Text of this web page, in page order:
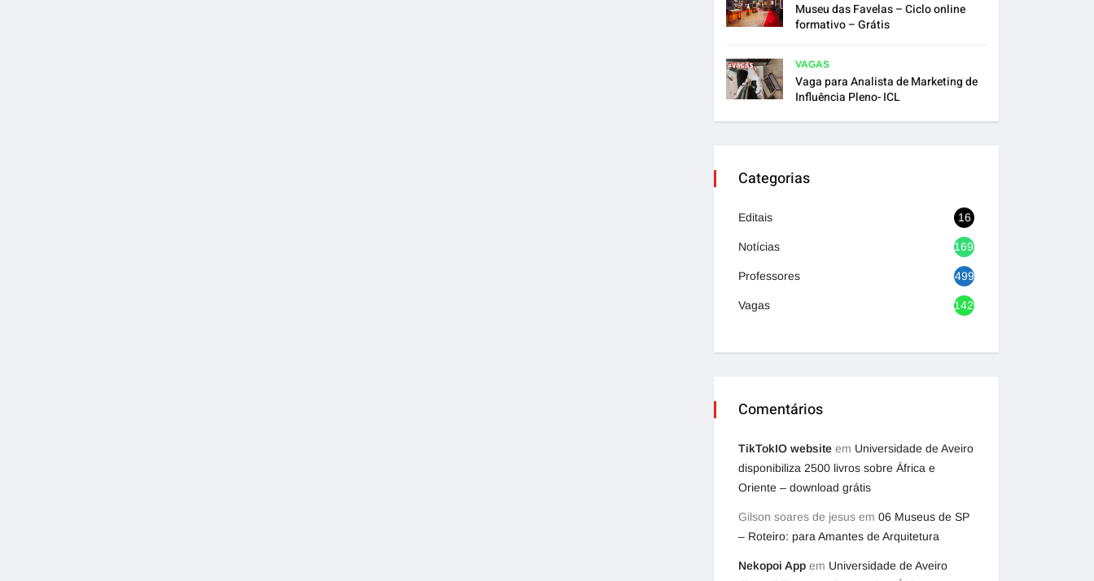
Museu das Favelas – Ciclo online
formativo – Grátis
VAGAS
Vaga para Analista de Marketing de
Influência Pleno- ICL
Categorias
Editais 16
Notícias 1693
Professores 499
Vagas 1420
Comentários
TikTokIO website em Universidade de Aveiro
disponibiliza 2500 livros sobre África e
Oriente – download grátis
Gilson soares de jesus em 06 Museus de SP
– Roteiro: para Amantes de Arquitetura
Nekopoi App em Universidade de Aveiro